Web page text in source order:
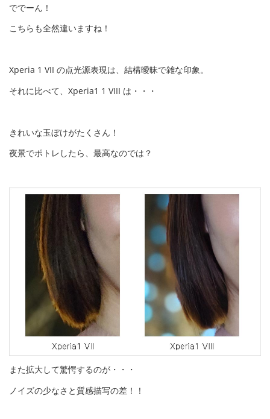
ででーん！
こちらも全然違いますね！
Xperia 1 VII の点光源表現は、結構曖昧で雑な印象。
それに比べて、Xperia1 1 VIII は・・・
きれいな玉ぼけがたくさん！
夜景でポトレしたら、最高なのでは？
また拡大して驚愕するのが・・・
ノイズの少なさと質感描写の差！！